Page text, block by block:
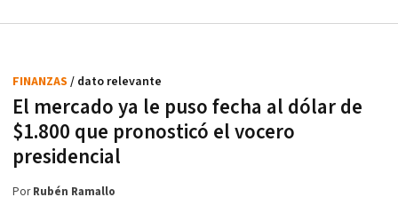
El mercado ya le puso fecha al dólar de
$1.800 que pronosticó el vocero
presidencial
FINANZAS / dato relevante
PorRubén Ramallo